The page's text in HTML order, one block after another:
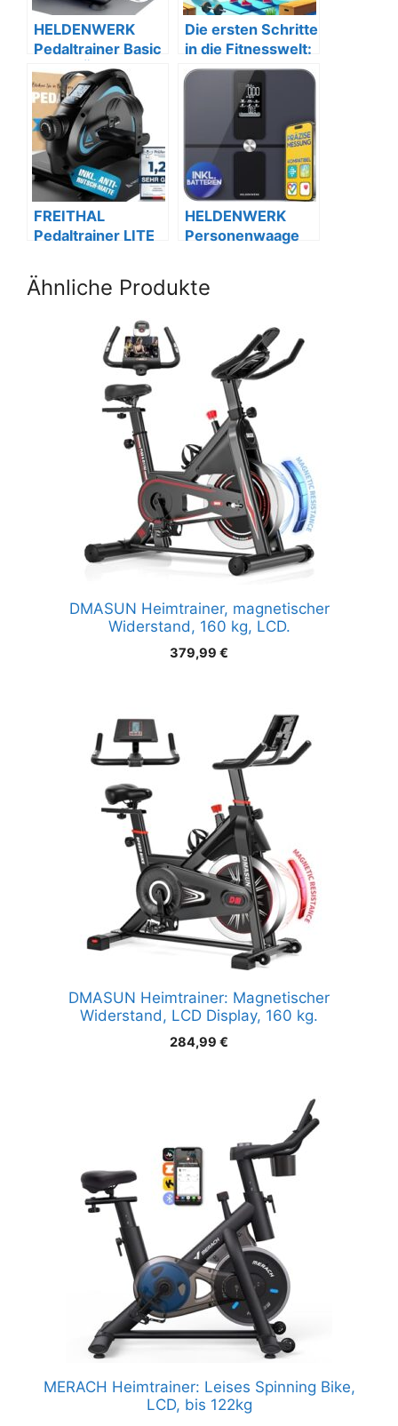
HELDENWERK
Pedaltrainer Basic
Set – TÜV/GS
geprüft mit
Zubehör
Die ersten Schritte
in die Fitnesswelt:
Ein
Anfängerleitfaden
FREITHAL
Pedaltrainer LITE
Matte & Display.
HELDENWERK
Personenwaage
Ähnliche Produkte
DMASUN Heimtrainer, magnetischer
Widerstand, 160 kg, LCD.
379,99 €
DMASUN Heimtrainer: Magnetischer
Widerstand, LCD Display, 160 kg.
284,99 €
MERACH Heimtrainer: Leises Spinning Bike,
LCD, bis 122kg